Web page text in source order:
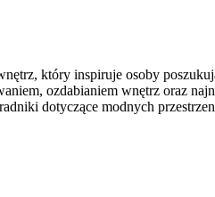
który inspiruje osoby
ozdabianiem wnętrz oraz
dotyczące modnych